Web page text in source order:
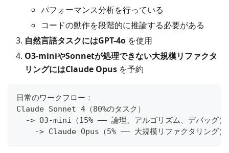
パフォーマンス分析を行っている
コードの動作を段階的に推論する必要がある
自然言語タスクにはGPT-4o を使用
O3-miniやSonnetが処理できない大規模リファクタ
リングにはClaude Opus を予約
日常のワークフロー：
Claude Sonnet 4（80%のタスク）
  -> O3-mini（15% —— 論理、アルゴリズム、デバッグ）
    -> Claude Opus（5% —— 大規模リファクタリング）